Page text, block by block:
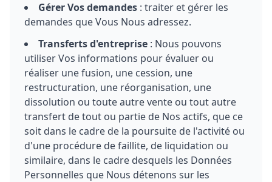
Gérer Vos demandes : traiter et gérer les
demandes que Vous Nous adressez.
Transferts d'entreprise : Nous pouvons
utiliser Vos informations pour évaluer ou
réaliser une fusion, une cession, une
restructuration, une réorganisation, une
dissolution ou toute autre vente ou tout autre
transfert de tout ou partie de Nos actifs, que ce
soit dans le cadre de la poursuite de l'activité ou
d'une procédure de faillite, de liquidation ou
similaire, dans le cadre desquels les Données
Personnelles que Nous détenons sur les